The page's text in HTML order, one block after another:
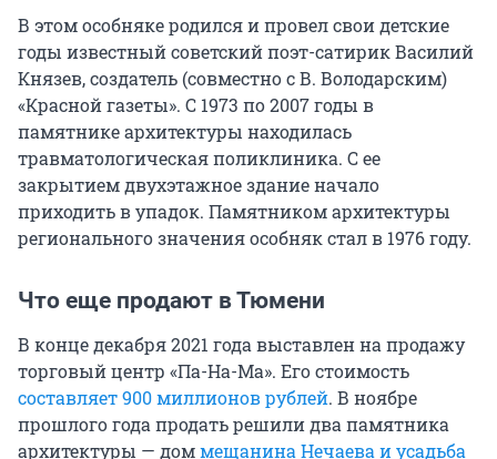
В этом особняке родился и провел свои детские
годы известный советский поэт-сатирик Василий
Князев, создатель (совместно с В. Володарским)
«Красной газеты». С 1973 по 2007 годы в
памятнике архитектуры находилась
травматологическая поликлиника. С ее
закрытием двухэтажное здание начало
приходить в упадок. Памятником архитектуры
регионального значения особняк стал в 1976 году.
Что еще продают в Тюмени
В конце декабря 2021 года выставлен на продажу
торговый центр «Па-На-Ма». Его стоимость
составляет 900 миллионов рублей. В ноябре
прошлого года продать решили два памятника
архитектуры — доммещанина Нечаева и усадьба